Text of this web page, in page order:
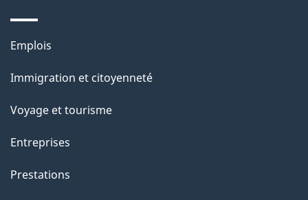
s
r
c
t
t
p
Thèmes
sujets
Emplois
Immigration et citoyenneté
Voyage et tourisme
Entreprises
Prestations